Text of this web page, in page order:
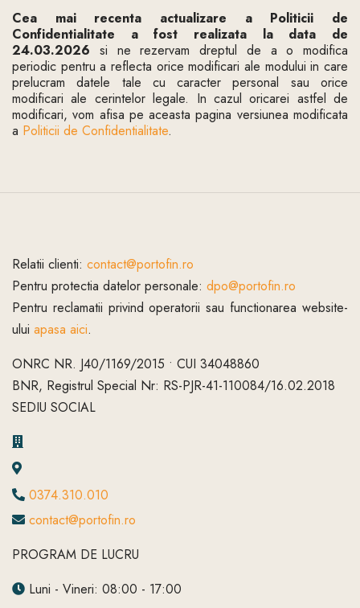
Cea mai recenta actualizare a Politicii de
Confidentialitate a fost realizata la data de
24.03.2026 si ne rezervam dreptul de a o modifica
periodic pentru a reflecta orice modificari ale modului in care
prelucram datele tale cu caracter personal sau orice
modificari ale cerintelor legale. In cazul oricarei astfel de
modificari, vom afisa pe aceasta pagina versiunea modificata
a Politicii de Confidentialitate.
Relatii clienti: contact@portofin.ro
Pentru protectia datelor personale: dpo@portofin.ro
Pentru reclamatii privind operatorii sau functionarea website-
ului apasa aici.
ONRC NR. J40/1169/2015 • CUI 34048860
BNR, Registrul Special Nr: RS-PJR-41-110084/16.02.2018
SEDIU SOCIAL
0374.310.010
contact@portofin.ro
PROGRAM DE LUCRU
Luni - Vineri: 08:00 - 17:00